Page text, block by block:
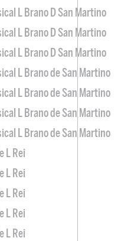
L Brano D San Martino
L Brano D San Martino
L Brano D San Martino
L Brano de San Martino
L Brano de San Martino
L Brano de San Martino
L Brano de San Martino
L Rei
L Rei
L Rei
L Rei
L Rei